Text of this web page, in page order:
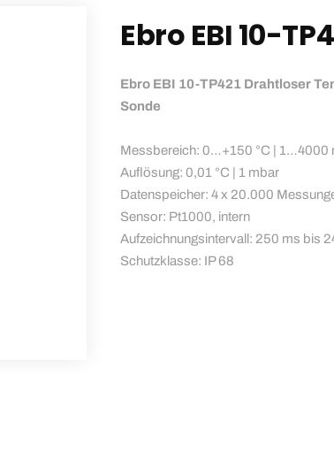
Ebro EBI 10-
Ebro EBI 10-TP421 Drahtloser
Sonde
Messbereich: 0…+150 °C | 1…4000
Auflösung: 0,01 °C | 1 mbar
Datenspeicher: 4 x 20.000
Sensor: Pt1000, intern
Aufzeichnungsintervall: 250 ms bis
Schutzklasse: IP 68